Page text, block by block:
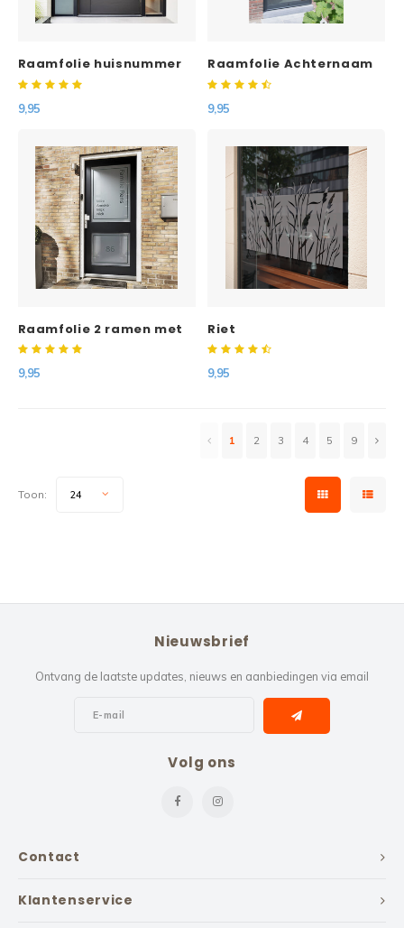
Raamfolie huisnummer
9,95
Raamfolie Achternaam
en huisnummer en
9,95
Raamfolie 2 ramen met
kader
9,95
Riet
9,95
1 2 3 4 5 9
Toon: 24
Contact
Nieuwsbrief
Ontvang de laatste updates, nieuws en aanbiedingen via email
Volg ons
Klantenservice